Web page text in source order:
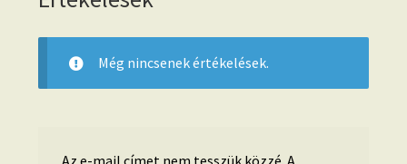
Még nincsenek értékelések.